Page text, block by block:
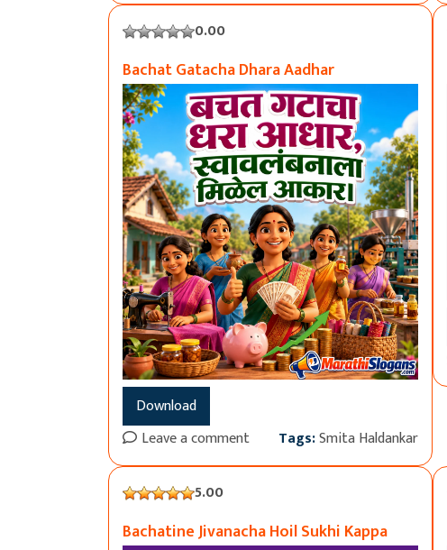
0.00
Bachat Gatacha Dhara Aadhar
Download
Leave a comment
Tags:Smita Haldankar
5.00
Bachatine Jivanacha Hoil Sukhi Kappa